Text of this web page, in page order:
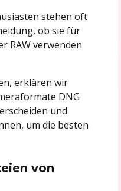
stehen oft
ob sie für
RAW verwenden
erklären wir
DNG
und
um die besten
von